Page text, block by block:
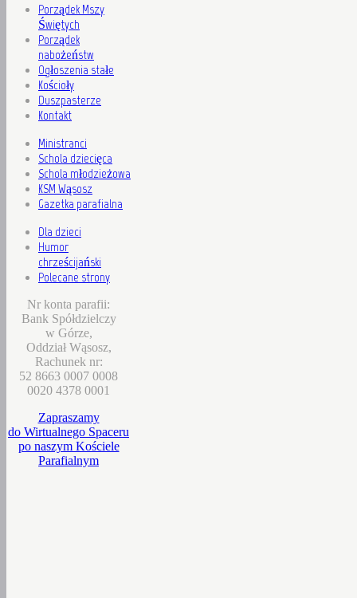
Porządek Mszy
Świętych
Porządek
nabożeństw
Ogłoszenia stałe
Kościoły
Duszpasterze
Kontakt
Ministranci
Schola dziecięca
Schola młodzieżowa
KSM Wąsosz
Gazetka parafialna
Dla dzieci
Humor
chrześcijański
Polecane strony
Nr konta parafii:
Bank Spółdzielczy
w Górze,
Oddział Wąsosz,
Rachunek nr:
52 8663 0007 0008
0020 4378 0001
Zapraszamy
do Wirtualnego Spaceru
po naszym Kościele
Parafialnym